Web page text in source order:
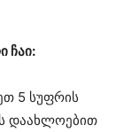
ჩაი:
5 სუფრის
დაახლოებით